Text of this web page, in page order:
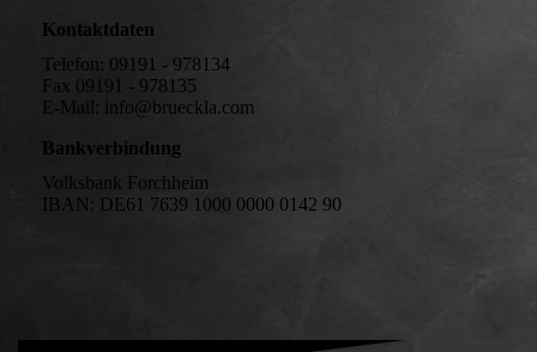
Kontaktdaten
Telefon: 09191 - 978134
Fax 09191 - 978135
E-Mail: info@brueckla.com
Bankverbindung
Volksbank Forchheim
IBAN: DE61 7639 1000 0000 0142 90